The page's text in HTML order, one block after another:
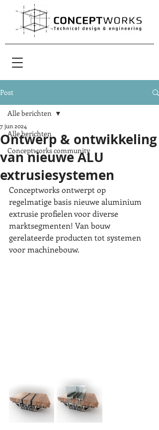
Post
Alle berichten
Conceptworks community
Alle berichten
Ontwerp & ontwikkeling
van nieuwe ALU
extrusiesystemen
7 jun 2024
Conceptworks ontwerpt op
regelmatige basis nieuwe aluminium
extrusie profielen voor diverse
marktsegmenten! Van bouw
gerelateerde producten tot systemen
voor machinebouw.